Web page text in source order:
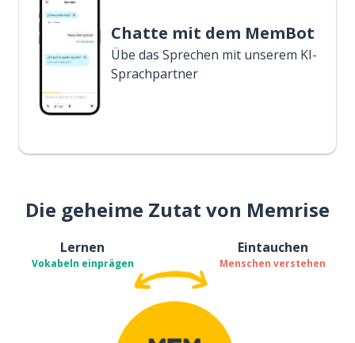
Chatte mit dem MemBot
Übe das Sprechen mit unserem KI-
Sprachpartner
Die geheime Zutat von Memrise
Lernen
Vokabeln einprägen
Eintauchen
Menschen verstehen